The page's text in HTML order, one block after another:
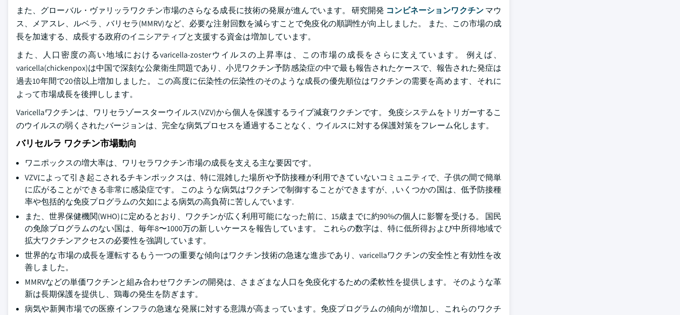
また、グローバル・ヴァリッラワクチン市場のさらなる成長に技術の発展が進んでいます。 研究開発 コンビネーションワクチンマウ
ス、メアスレ、ルベラ、バリセラ(MMRV)など、必要な注射回数を減らすことで免疫化の順調性が向上しました。 また、この市場の成
長を加速する、成長する政府のイニシアティブと支援する資金は増加しています。
また、人口密度の高い地域におけるvaricella-zosterウイルスの上昇率は、この市場の成長をさらに支えています。 例えば、
varicella(chickenpox)は中国で深刻な公衆衛生問題であり、小児ワクチン予防感染症の中で最も報告されたケースで、報告された発症は
過去10年間で20倍以上増加しました。 この高度に伝染性の伝染性のそのような成長の優先順位はワクチンの需要を高めます、それに
よって市場成長を後押しします。
Varicellaワクチンは、ワリセラゾースターウイルス(VZV)から個人を保護するライブ減衰ワクチンです。 免疫システムをトリガーするこ
のウイルスの弱くされたバージョンは、完全な病気プロセスを通過することなく、ウイルスに対する保護対策をフレーム化します。
バリセルラ ワクチン市場動向
ワニポックスの増大率は、ワリセラワクチン市場の成長を支える主な要因です。
VZVによって引き起こされるチキンポックスは、特に混雑した場所や予防接種が利用できていないコミュニティで、子供の間で簡単
に広がることができる非常に感染症です。 このような病気はワクチンで制御することができますが、, いくつかの国は、低予防接種
率や包括的な免疫プログラムの欠如による病気の高負荷に苦しんでいます.
また、世界保健機関(WHO)に定めるとおり、ワクチンが広く利用可能になった前に、15歳までに約90%の個人に影響を受ける。 国民
の免除プログラムのない国は、毎年8〜1000万の新しいケースを報告しています。 これらの数字は、特に低所得および中所得地域で
拡大ワクチンアクセスの必要性を強調しています。
世界的な市場の成長を運転するもう一つの重要な傾向はワクチン技術の急速な進歩であり、varicellaワクチンの安全性と有効性を改
善しました。
MMRVなどの単価ワクチンと組み合わせワクチンの開発は、さまざまな人口を免疫化するための柔軟性を提供します。 そのような革
新は長期保護を提供し、鶏毒の発生を防ぎます。
病気や新興市場での医療インフラの急速な発展に対する意識が高まっています。免疫プログラムの傾向が増加し、これらのワクチ